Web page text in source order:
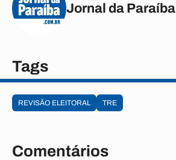
Jornal da Paraíba
Tags
REVISÃO ELEITORAL TRE
Comentários